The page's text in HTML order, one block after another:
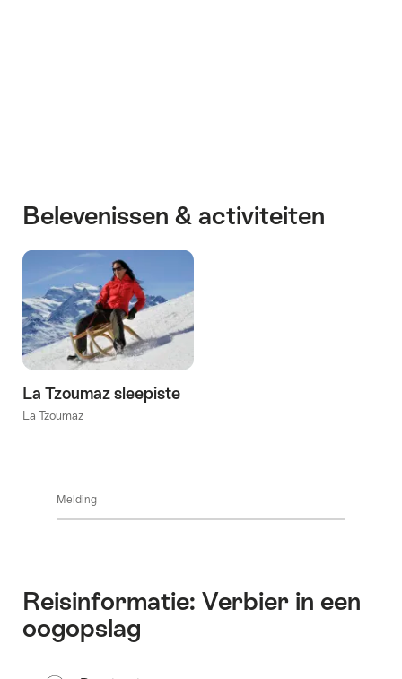
Belevenissen & activiteiten
La Tzoumaz sleepiste
La Tzoumaz
Melding
Reisinformatie: Verbier in een
oogopslag